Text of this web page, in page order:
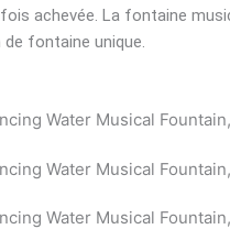
achevée. La fontaine
fontaine unique.